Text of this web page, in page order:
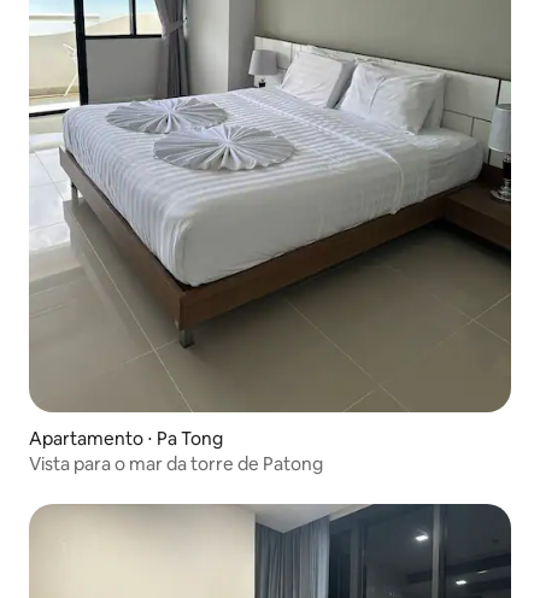
Apartamento ⋅ Pa Tong
Vista para o mar da torre de Patong